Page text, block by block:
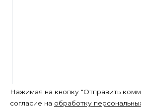
Нажимая на кнопку "Отправить
согласие на обработку